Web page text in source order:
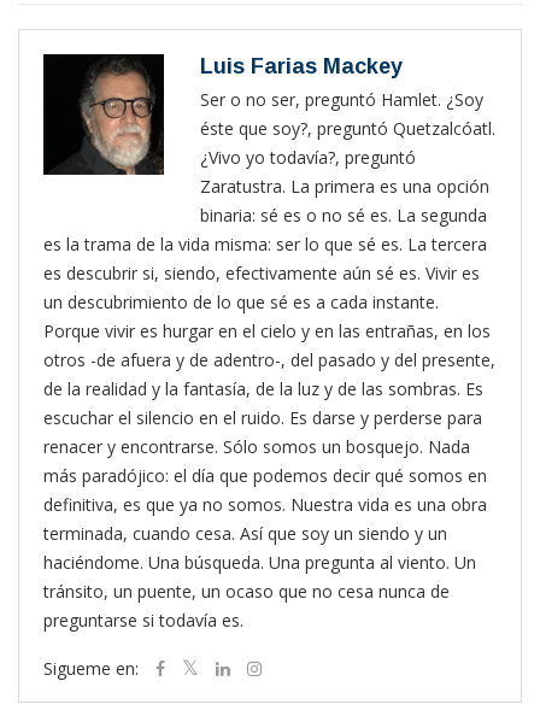
Luis Farias Mackey
Ser o no ser, preguntó Hamlet. ¿Soy
éste que soy?, preguntó Quetzalcóatl.
¿Vivo yo todavía?, preguntó
Zaratustra. La primera es una opción
binaria: sé es o no sé es. La segunda
es la trama de la vida misma: ser lo que sé es. La tercera
es descubrir si, siendo, efectivamente aún sé es. Vivir es
un descubrimiento de lo que sé es a cada instante.
Porque vivir es hurgar en el cielo y en las entrañas, en los
otros -de afuera y de adentro-, del pasado y del presente,
de la realidad y la fantasía, de la luz y de las sombras. Es
escuchar el silencio en el ruido. Es darse y perderse para
renacer y encontrarse. Sólo somos un bosquejo. Nada
más paradójico: el día que podemos decir qué somos en
definitiva, es que ya no somos. Nuestra vida es una obra
terminada, cuando cesa. Así que soy un siendo y un
haciéndome. Una búsqueda. Una pregunta al viento. Un
tránsito, un puente, un ocaso que no cesa nunca de
preguntarse si todavía es.
Sigueme en: